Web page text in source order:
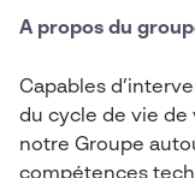
A propos du
Capables
du cycle de vie de
notre Groupe